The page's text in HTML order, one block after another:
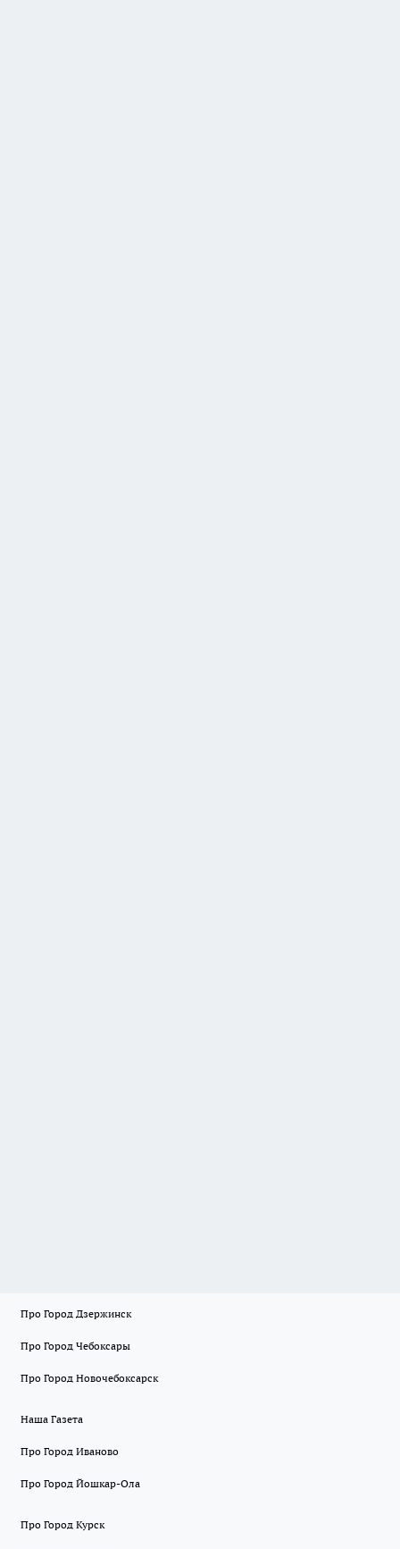
Про Город Дзержинск
Про Город Чебоксары
Про Город Новочебоксарск
Наша Газета
Про Город Иваново
Про Город Йошкар-Ола
Про Город Курск